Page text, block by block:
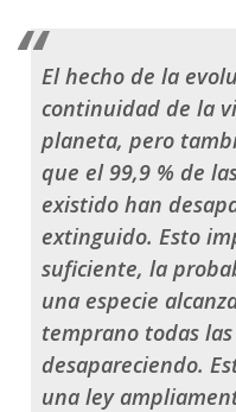
El hecho de la
continuidad de la
planeta, pero
que el 99,9 % de
existido han
extinguido. Esto
suficiente, la
una especie
temprano todas
desapareciendo.
una ley